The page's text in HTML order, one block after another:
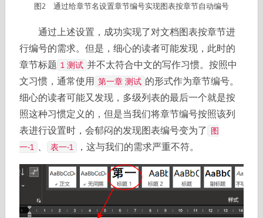
图2 通过给章节名设置章节编号实现图表按章节自动编号
通过上述设置，成功实现了对文档图表按章节进
行编号的需求。但是，细心的读者可能发现，此时的
章节标题 1 测试 并不太符合中文的写作习惯。按照中
文习惯，通常使用 第一章 测试 的形式作为章节编号。
细心的读者可能又发现，多级列表的最后一个就是按
照这种习惯定义的，但是当我们将章节编号按照该列
表进行设置时，会郁闷的发现图表编号变为了 图
一-1 、 表一-1 ，这与我们的需求严重不符。